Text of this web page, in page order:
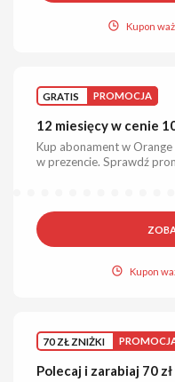
Kupon
GRATIS PROMOCJA
12 miesięcy w cenie
Kup abonament w
w prezencie. Sprawdź
Kupon
70 ZŁ ZNIŻKI
Polecaj i zarabiaj 70